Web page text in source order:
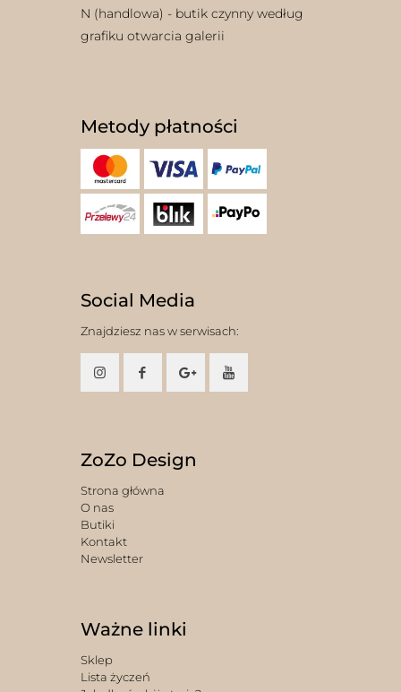
N (handlowa) - butik czynny według
grafiku otwarcia galerii
Metody płatności
Social Media
Znajdziesz nas w serwisach:
ZoZo Design
Strona główna
O nas
Butiki
Kontakt
Newsletter
Ważne linki
Sklep
Lista życzeń